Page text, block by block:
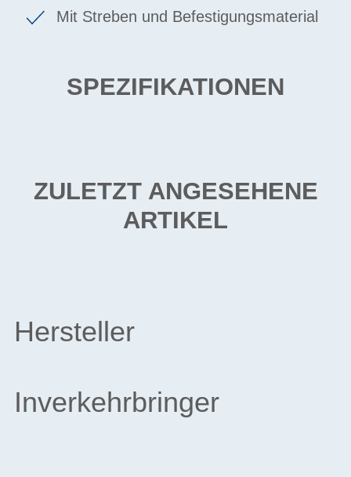
Mit Streben und Befestigungsmaterial
SPEZIFIKATIONEN
ZULETZT ANGESEHENE
ARTIKEL
Hersteller
Inverkehrbringer